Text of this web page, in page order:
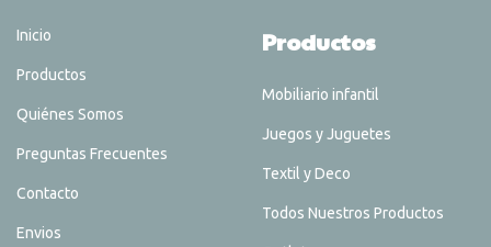
Inicio
Productos
Quiénes Somos
Preguntas Frecuentes
Contacto
Envios
Productos
Mobiliario infantil
Juegos y Juguetes
Textil y Deco
Todos Nuestros Productos